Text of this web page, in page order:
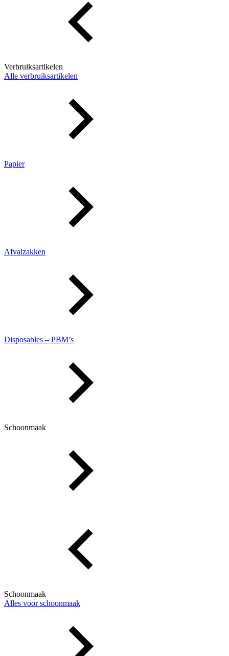
Verbruiksartikelen
Alle verbruiksartikelen
Papier
Afvalzakken
Disposables – PBM’s
Schoonmaak
Schoonmaak
Alles voor schoonmaak